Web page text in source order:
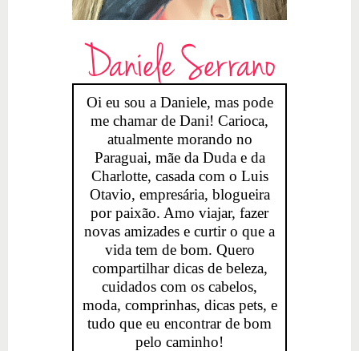
Daniele Serrano
Oi eu sou a Daniele, mas pode
me chamar de Dani! Carioca,
atualmente morando no
Paraguai, mãe da Duda e da
Charlotte, casada com o Luis
Otavio, empresária, blogueira
por paixão. Amo viajar, fazer
novas amizades e curtir o que a
vida tem de bom. Quero
compartilhar dicas de beleza,
cuidados com os cabelos,
moda, comprinhas, dicas pets, e
tudo que eu encontrar de bom
pelo caminho!